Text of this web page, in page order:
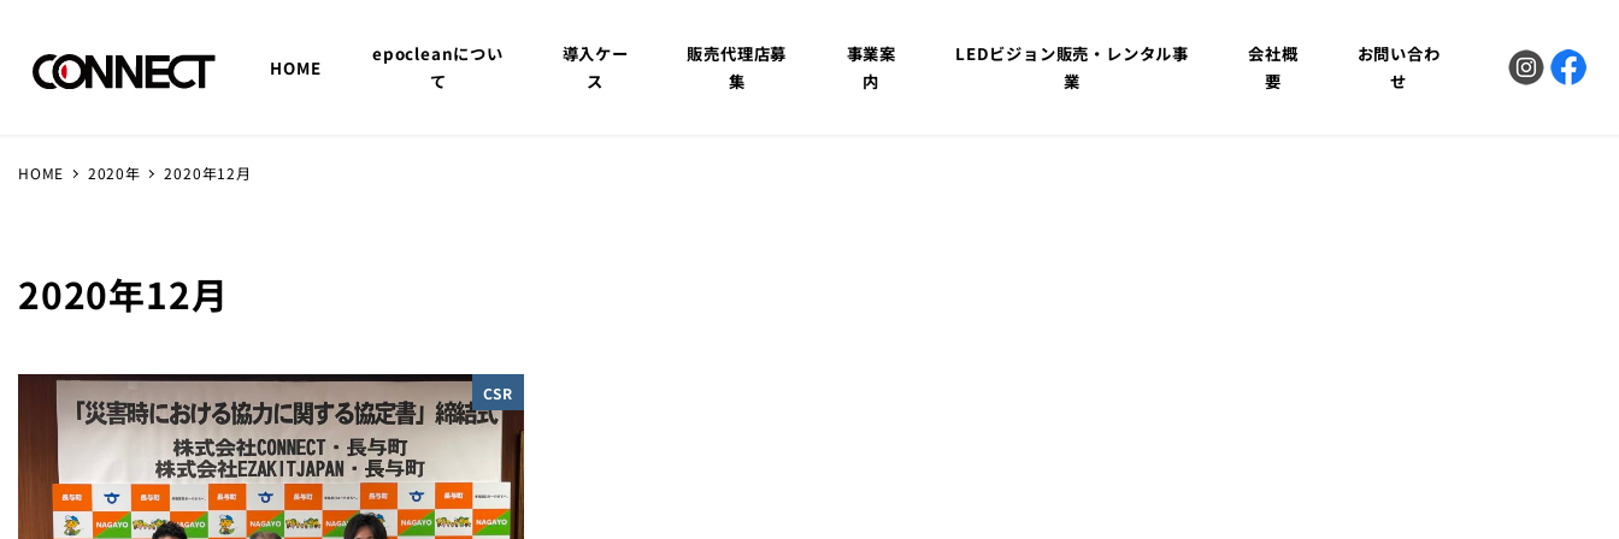
HOME
epocleanについ
て
導入ケー
ス
販売代理店募
集
事業案
内
LEDビジョン販売・レンタル事
業
会社概
要
お問い合わ
せ
HOME 2020年 2020年12月
2020年12月
CSR